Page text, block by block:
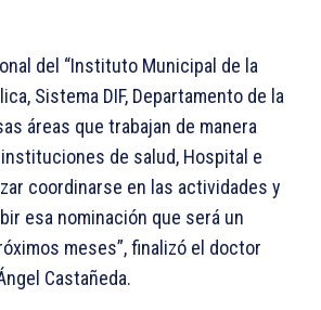
del “Instituto Municipal de la
Sistema DIF, Departamento de la
áreas que trabajan de manera
de salud, Hospital e
coordinarse en las actividades y
esa nominación que será un
meses”, finalizó el doctor
Castañeda.